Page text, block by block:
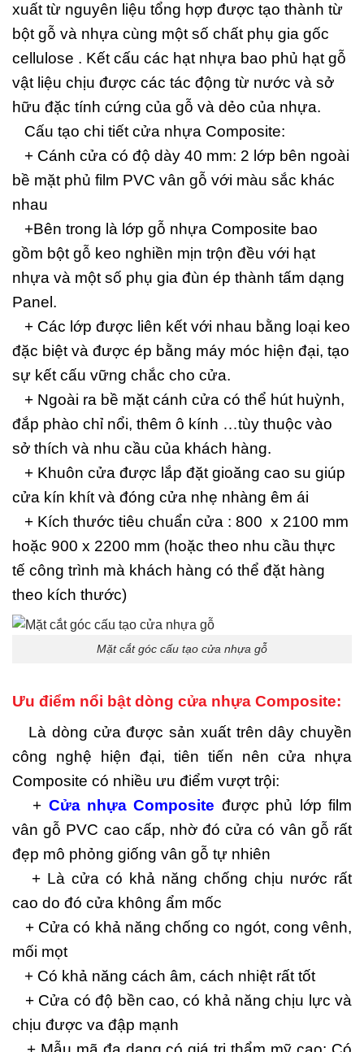
xuất từ nguyên liệu tổng hợp được tạo thành từ
bột gỗ và nhựa cùng một số chất phụ gia gốc
cellulose . Kết cấu các hạt nhựa bao phủ hạt gỗ
vật liệu chịu được các tác động từ nước và sở
hữu đặc tính cứng của gỗ và dẻo của nhựa.
Cấu tạo chi tiết cửa nhựa Composite:
+ Cánh cửa có độ dày 40 mm: 2 lớp bên ngoài
bề mặt phủ film PVC vân gỗ với màu sắc khác
nhau
+Bên trong là lớp gỗ nhựa Composite bao
gồm bột gỗ keo nghiền mịn trộn đều với hạt
nhựa và một số phụ gia đùn ép thành tấm dạng
Panel.
+ Các lớp được liên kết với nhau bằng loại keo
đặc biệt và được ép bằng máy móc hiện đại, tạo
sự kết cấu vững chắc cho cửa.
+ Ngoài ra bề mặt cánh cửa có thể hút huỳnh,
đắp phào chỉ nổi, thêm ô kính …tùy thuộc vào
sở thích và nhu cầu của khách hàng.
+ Khuôn cửa được lắp đặt gioăng cao su giúp
cửa kín khít và đóng cửa nhẹ nhàng êm ái
+ Kích thước tiêu chuẩn cửa : 800 x 2100 mm
hoặc 900 x 2200 mm (hoặc theo nhu cầu thực
tế công trình mà khách hàng có thể đặt hàng
theo kích thước)
Mặt cắt góc cấu tạo cửa nhựa gỗ
Ưu điểm nổi bật dòng cửa nhựa Composite:
Là dòng cửa được sản xuất trên dây chuyền
công nghệ hiện đại, tiên tiến nên cửa nhựa
Composite có nhiều ưu điểm vượt trội:
+ Cửa nhựa Composite được phủ lớp film
vân gỗ PVC cao cấp, nhờ đó cửa có vân gỗ rất
đẹp mô phỏng giống vân gỗ tự nhiên
+ Là cửa có khả năng chống chịu nước rất
cao do đó cửa không ẩm mốc
+ Cửa có khả năng chống co ngót, cong vênh,
mối mọt
+ Có khả năng cách âm, cách nhiệt rất tốt
+ Cửa có độ bền cao, có khả năng chịu lực và
chịu được va đập mạnh